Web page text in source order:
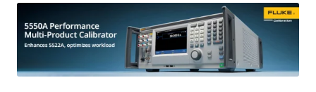
Prosess
Frekvensomformere